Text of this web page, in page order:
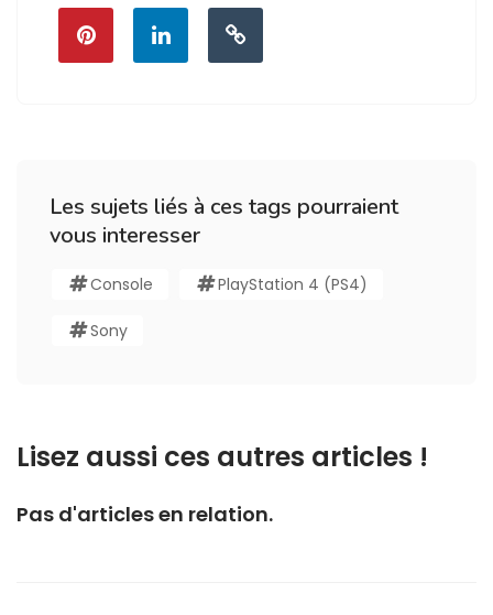
Les sujets liés à ces tags pourraient
vous interesser
Console PlayStation 4 (PS4)
Sony
Lisez aussi ces autres articles !
Pas d'articles en relation.